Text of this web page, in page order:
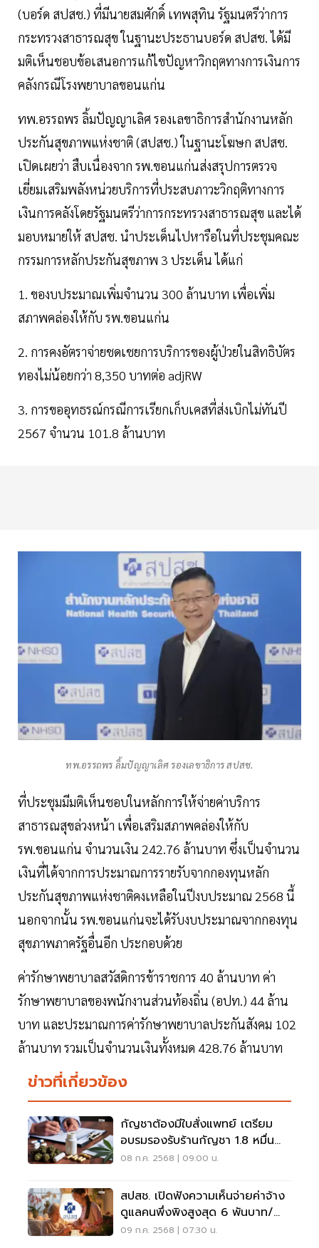
(บอร์ด สปสช.) ที่มีนายสมศักดิ์ เทพสุทิน รัฐมนตรีว่าการ
กระทรวงสาธารณสุข ในฐานะประธานบอร์ด สปสช. ได้มี
มติเห็นชอบข้อเสนอการแก้ไขปัญหาวิกฤตทางการเงินการ
คลังกรณีโรงพยาบาลขอนแก่น
ทพ.อรรถพร ลิ้มปัญญาเลิศ รองเลขาธิการสำนักงานหลัก
ประกันสุขภาพแห่งชาติ (สปสช.) ในฐานะโฆษก สปสช.
เปิดเผยว่า สืบเนื่องจาก รพ.ขอนแก่นส่งสรุปการตรวจ
เยี่ยมเสริมพลังหน่วยบริการที่ประสบภาวะวิกฤติทางการ
เงินการคลังโดยรัฐมนตรีว่าการกระทรวงสาธารณสุข และได้
มอบหมายให้ สปสช. นำประเด็นไปหารือในที่ประชุมคณะ
กรรมการหลักประกันสุขภาพ 3 ประเด็น ได้แก่
1. ของบประมาณเพิ่มจำนวน 300 ล้านบาท เพื่อเพิ่ม
สภาพคล่องให้กับ รพ.ขอนแก่น
2. การคงอัตราจ่ายชดเชยการบริการของผู้ป่วยในสิทธิบัตร
ทองไม่น้อยกว่า 8,350 บาทต่อ adjRW
3. การขออุทธรณ์กรณีการเรียกเก็บเคสที่ส่งเบิกไม่ทันปี
2567 จำนวน 101.8 ล้านบาท
ทพ.อรรถพร ลิ้มปัญญาเลิศ รองเลขาธิการ สปสช.
ที่ประชุมมีมติเห็นชอบในหลักการให้จ่ายค่าบริการ
สาธารณสุขล่วงหน้า เพื่อเสริมสภาพคล่องให้กับ
รพ.ขอนแก่น จำนวนเงิน 242.76 ล้านบาท ซึ่งเป็นจำนวน
เงินที่ได้จากการประมาณการรายรับจากกองทุนหลัก
ประกันสุขภาพแห่งชาติคงเหลือในปีงบประมาณ 2568 นี้
นอกจากนั้น รพ.ขอนแก่นจะได้รับงบประมาณจากกองทุน
สุขภาพภาครัฐอื่นอีก ประกอบด้วย
ค่ารักษาพยาบาลสวัสดิการข้าราชการ 40 ล้านบาท ค่า
รักษาพยาบาลของพนักงานส่วนท้องถิ่น (อปท.) 44 ล้าน
บาท และประมาณการค่ารักษาพยาบาลประกันสังคม 102
ล้านบาท รวมเป็นจำนวนเงินทั้งหมด 428.76 ล้านบาท
ข่าวที่เกี่ยวข้อง
กัญชาต้องมีใบสั่งแพทย์ เตรียม
อบรมรองรับร้านกัญชา 1.8 หมื่น
แห่ง
08 ก.ค. 2568 | 09:00 น.
สปสช. เปิดฟังความเห็นจ่ายค่าจ้าง
ดูแลคนพึ่งพิงสูงสุด 6 พันบาท/
เดือน
09 ก.ค. 2568 | 07:30 น.